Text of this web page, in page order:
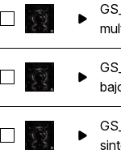
Seleccionar
Seleccionar
Seleccionar